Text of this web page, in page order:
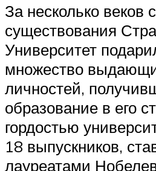
За несколько веков
существования
Университет
множество
личностей,
образование в его
гордостью
18 выпускников,
лауреатами